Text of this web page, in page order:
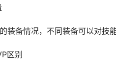
装备情况，不同装备可以对技
区别